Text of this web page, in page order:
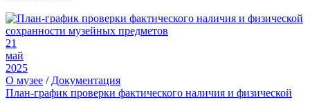
21
май
2025
О музее / Документация
План-график проверки фактического наличия и физической